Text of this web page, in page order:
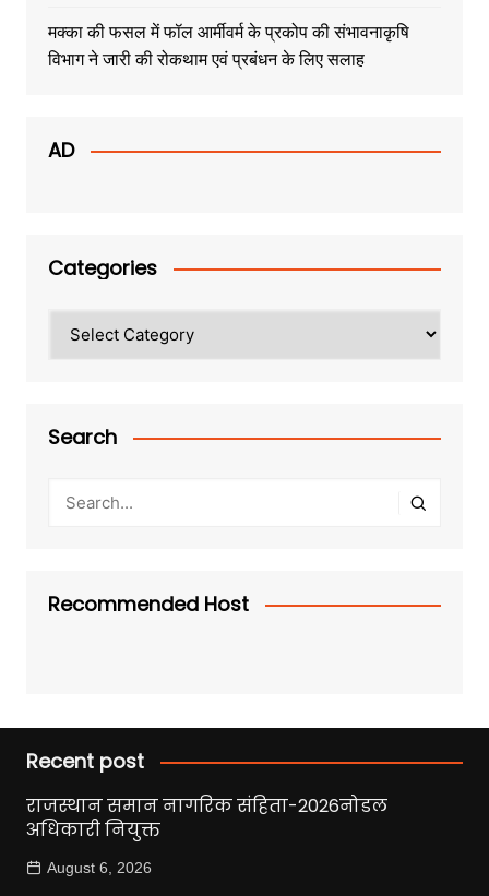
मक्का की फसल में फॉल आर्मीवर्म के प्रकोप की संभावनाकृषि
विभाग ने जारी की रोकथाम एवं प्रबंधन के लिए सलाह
AD
Categories
Search
Recommended Host
Recent post
राजस्थान समान नागरिक संहिता-2026नोडल
अधिकारी नियुक्त
August 6, 2026